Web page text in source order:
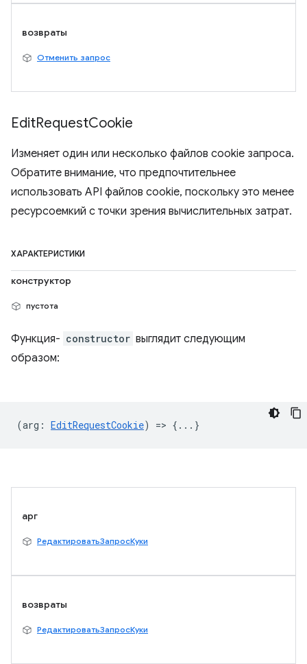
возвраты
Отменить запрос
EditRequestCookie
Изменяет один или несколько файлов cookie запроса.
Обратите внимание, что предпочтительнее
использовать API файлов cookie, поскольку это менее
ресурсоемкий с точки зрения вычислительных затрат.
ХАРАКТЕРИСТИКИ
конструктор
пустота
Функция- constructor выглядит следующим
образом:
(arg : EditRequestCookie) => {...}
арг
РедактироватьЗапросКуки
возвраты
РедактироватьЗапросКуки